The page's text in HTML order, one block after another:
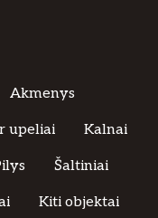
Akmenys
upeliai Kalnai
Šaltiniai
Kiti objektai